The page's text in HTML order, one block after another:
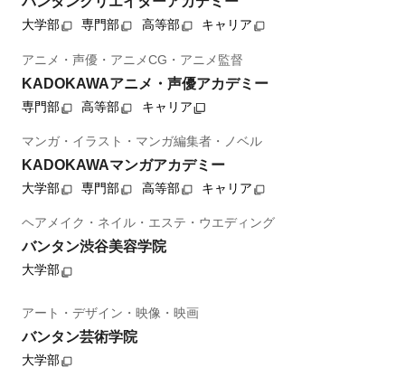
大学部 専門部 高等部 キャリア
アニメ・声優・アニメCG・アニメ監督
KADOKAWAアニメ・声優アカデミー
専門部 高等部 キャリア
マンガ・イラスト・マンガ編集者・ノベル
KADOKAWAマンガアカデミー
大学部 専門部 高等部 キャリア
ヘアメイク・ネイル・エステ・ウエディング
バンタン渋谷美容学院
大学部
アート・デザイン・映像・映画
バンタン芸術学院
大学部